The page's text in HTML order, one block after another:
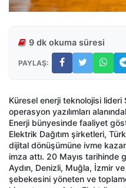
9 dk okuma süresi
PAYLAŞ:
Küresel enerji teknolojisi
operasyon yazılımları
Enerji bünyesinde faaliyet
Elektrik Dağıtım şirketleri,
dijital dönüşümüne ivme
imza attı. 20 Mayıs tarihinde
Aydın, Denizli, Muğla, İzmir
şebekesini yöneten ve